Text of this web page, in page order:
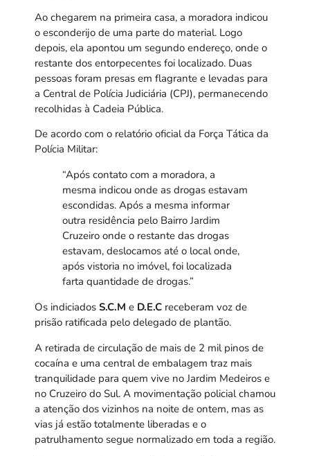
Ao chegarem na primeira casa, a moradora indicou
o esconderijo de uma parte do material. Logo
depois, ela apontou um segundo endereço, onde o
restante dos entorpecentes foi localizado. Duas
pessoas foram presas em flagrante e levadas para
a Central de Polícia Judiciária (CPJ), permanecendo
recolhidas à Cadeia Pública.
De acordo com o relatório oficial da Força Tática da
Polícia Militar:
“Após contato com a moradora, a
mesma indicou onde as drogas estavam
escondidas. Após a mesma informar
outra residência pelo Bairro Jardim
Cruzeiro onde o restante das drogas
estavam, deslocamos até o local onde,
após vistoria no imóvel, foi localizada
farta quantidade de drogas.”
Os indiciados S.C.M e D.E.C receberam voz de
prisão ratificada pelo delegado de plantão.
A retirada de circulação de mais de 2 mil pinos de
cocaína e uma central de embalagem traz mais
tranquilidade para quem vive no Jardim Medeiros e
no Cruzeiro do Sul. A movimentação policial chamou
a atenção dos vizinhos na noite de ontem, mas as
vias já estão totalmente liberadas e o
patrulhamento segue normalizado em toda a região.